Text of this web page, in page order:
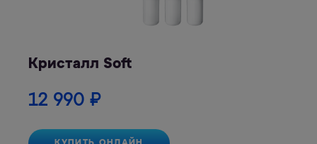
Кристалл Soft
12 990 ₽